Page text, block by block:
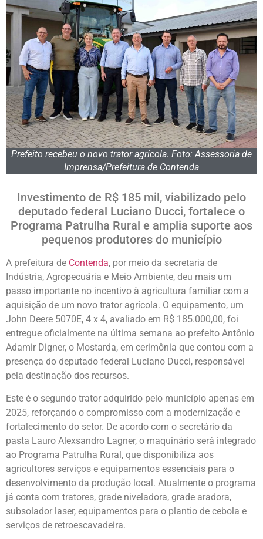
Prefeito recebeu o novo trator agrícola. Foto: Assessoria de
Imprensa/Prefeitura de Contenda
Investimento de R$ 185 mil, viabilizado pelo
deputado federal Luciano Ducci, fortalece o
Programa Patrulha Rural e amplia suporte aos
pequenos produtores do município
A prefeitura de Contenda, por meio da secretaria de
Indústria, Agropecuária e Meio Ambiente, deu mais um
passo importante no incentivo à agricultura familiar com a
aquisição de um novo trator agrícola. O equipamento, um
John Deere 5070E, 4 x 4, avaliado em R$ 185.000,00, foi
entregue oficialmente na última semana ao prefeito Antônio
Adamir Digner, o Mostarda, em cerimônia que contou com a
presença do deputado federal Luciano Ducci, responsável
pela destinação dos recursos.
Este é o segundo trator adquirido pelo município apenas em
2025, reforçando o compromisso com a modernização e
fortalecimento do setor. De acordo com o secretário da
pasta Lauro Alexsandro Lagner, o maquinário será integrado
ao Programa Patrulha Rural, que disponibiliza aos
agricultores serviços e equipamentos essenciais para o
desenvolvimento da produção local. Atualmente o programa
já conta com tratores, grade niveladora, grade aradora,
subsolador laser, equipamentos para o plantio de cebola e
serviços de retroescavadeira.